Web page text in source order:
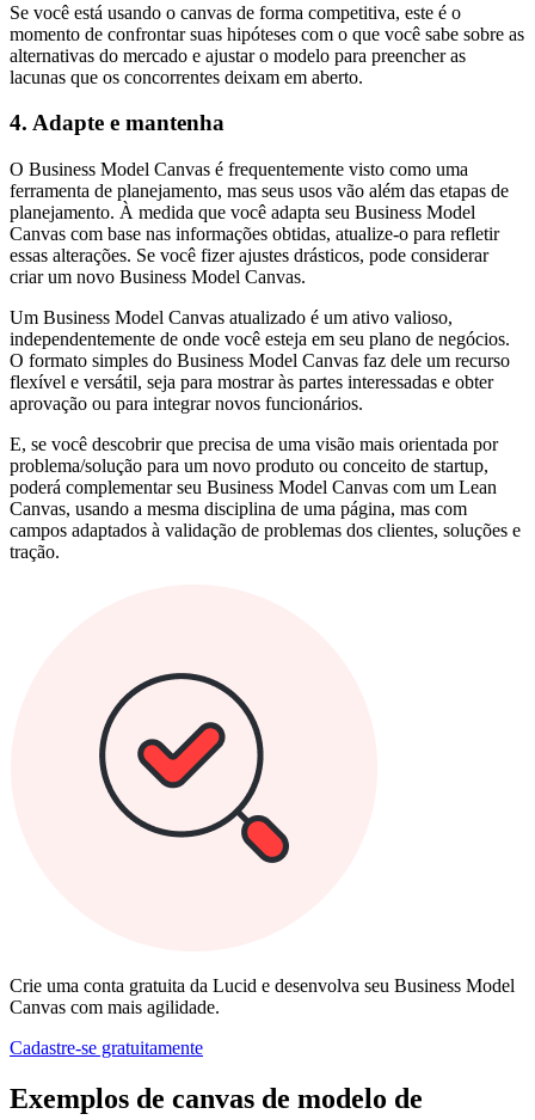
Se você está usando o canvas de forma competitiva, este é o
momento de confrontar suas hipóteses com o que você sabe sobre as
alternativas do mercado e ajustar o modelo para preencher as
lacunas que os concorrentes deixam em aberto.
4. Adapte e mantenha
O Business Model Canvas é frequentemente visto como uma
ferramenta de planejamento, mas seus usos vão além das etapas de
planejamento. À medida que você adapta seu Business Model
Canvas com base nas informações obtidas, atualize-o para refletir
essas alterações. Se você fizer ajustes drásticos, pode considerar
criar um novo Business Model Canvas.
Um Business Model Canvas atualizado é um ativo valioso,
independentemente de onde você esteja em seu plano de negócios.
O formato simples do Business Model Canvas faz dele um recurso
flexível e versátil, seja para mostrar às partes interessadas e obter
aprovação ou para integrar novos funcionários.
E, se você descobrir que precisa de uma visão mais orientada por
problema/solução para um novo produto ou conceito de startup,
poderá complementar seu Business Model Canvas com um Lean
Canvas, usando a mesma disciplina de uma página, mas com
campos adaptados à validação de problemas dos clientes, soluções e
tração.
Crie uma conta gratuita da Lucid e desenvolva seu Business Model
Canvas com mais agilidade.
Cadastre‐se gratuitamente
Exemplos de canvas de modelo de